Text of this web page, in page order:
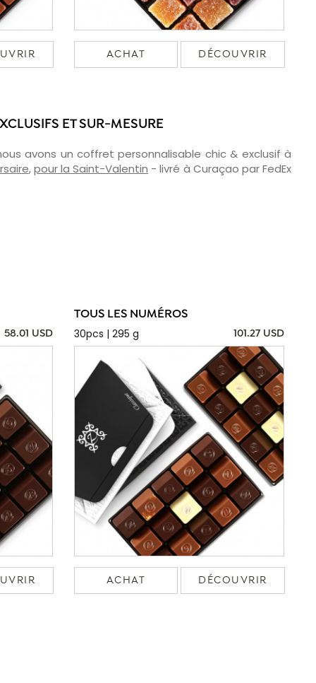
ACHAT DÉCOUVRIR
ET SUR-MESURE
avons un coffret personnalisable chic & exclusif à
,pour la Saint-Valentin - livré à Curaçao par FedEx
58.01 USD
TOUS LES NUMÉROS
30pcs | 295 g
101.27 USD
ACHAT DÉCOUVRIR